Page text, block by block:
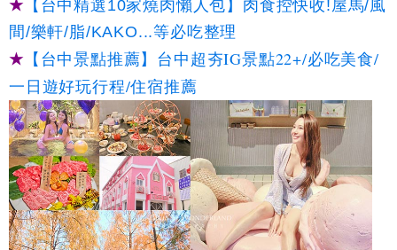
【台中精選10家燒肉懶人包】肉食控快收!屋馬/風
間/樂軒/脂/KAKO...等必吃整理
★ 【台中景點推薦】台中超夯IG景點22+/必吃美食/
一日遊好玩行程/住宿推薦